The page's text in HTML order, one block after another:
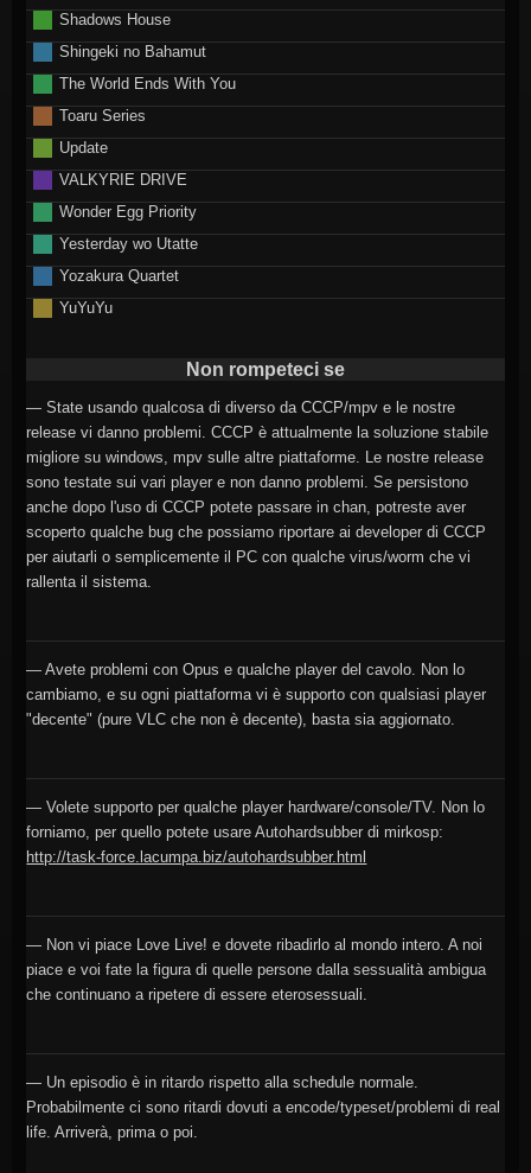
Shadows House
Shingeki no Bahamut
The World Ends With You
Toaru Series
Update
VALKYRIE DRIVE
Wonder Egg Priority
Yesterday wo Utatte
Yozakura Quartet
YuYuYu
Non rompeteci se
— State usando qualcosa di diverso da CCCP/mpv e le nostre
release vi danno problemi. CCCP è attualmente la soluzione stabile
migliore su windows, mpv sulle altre piattaforme. Le nostre release
sono testate sui vari player e non danno problemi. Se persistono
anche dopo l'uso di CCCP potete passare in chan, potreste aver
scoperto qualche bug che possiamo riportare ai developer di CCCP
per aiutarli o semplicemente il PC con qualche virus/worm che vi
rallenta il sistema.
— Avete problemi con Opus e qualche player del cavolo. Non lo
cambiamo, e su ogni piattaforma vi è supporto con qualsiasi player
"decente" (pure VLC che non è decente), basta sia aggiornato.
— Volete supporto per qualche player hardware/console/TV. Non lo
forniamo, per quello potete usare Autohardsubber di mirkosp:
http://task-force.lacumpa.biz/autohardsubber.html
— Non vi piace Love Live! e dovete ribadirlo al mondo intero. A noi
piace e voi fate la figura di quelle persone dalla sessualità ambigua
che continuano a ripetere di essere eterosessuali.
— Un episodio è in ritardo rispetto alla schedule normale.
Probabilmente ci sono ritardi dovuti a encode/typeset/problemi di real
life. Arriverà, prima o poi.